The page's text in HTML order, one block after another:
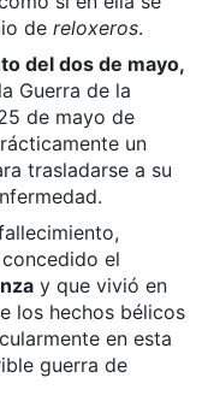
de reloxeros.
del dos de mayo,
Guerra de la
de mayo de
un
trasladarse a su
el
y que vivió en
los hechos bélicos
en esta
guerra de